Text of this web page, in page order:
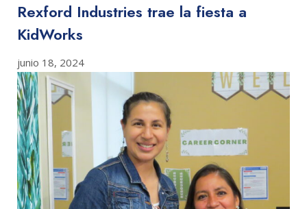
Rexford Industries trae la fiesta a
KidWorks
junio 18, 2024